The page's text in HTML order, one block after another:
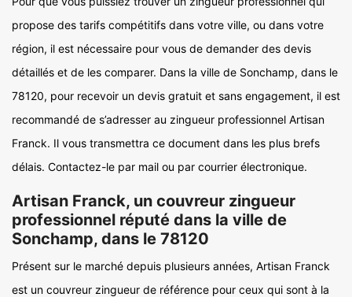
propose des tarifs compétitifs dans votre ville, ou dans votre
région, il est nécessaire pour vous de demander des devis
détaillés et de les comparer. Dans la ville de Sonchamp, dans le
78120, pour recevoir un devis gratuit et sans engagement, il est
recommandé de s’adresser au zingueur professionnel Artisan
Franck. Il vous transmettra ce document dans les plus brefs
délais. Contactez-le par mail ou par courrier électronique.
Artisan Franck, un couvreur zingueur
professionnel réputé dans la ville de
Sonchamp, dans le 78120
Présent sur le marché depuis plusieurs années, Artisan Franck
est un couvreur zingueur de référence pour ceux qui sont à la